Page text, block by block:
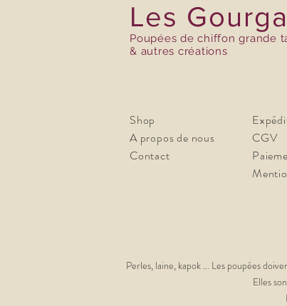
Les
Poupées de chiffon grande
& autres créations
Shop
A propos de nous
Contact
CGV
Perles, laine, kapok ... Les poupées
Elles